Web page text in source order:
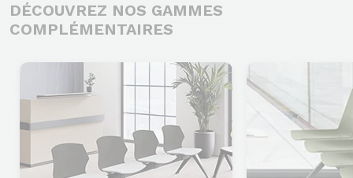
DÉCOUVREZ NOS GAMMES
COMPLÉMENTAIRES